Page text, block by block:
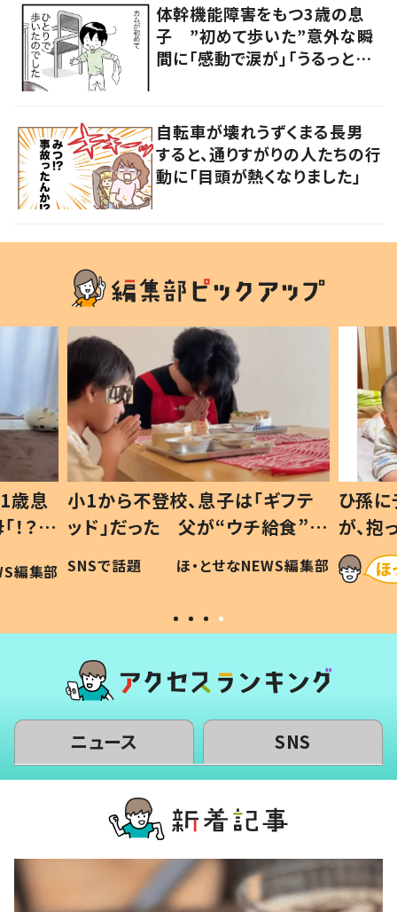
体幹機能障害をもつ3歳の息
子 ”初めて歩いた”意外な瞬
間に「感動で涙が」「うるっとく
自転車が壊れうずくまる長男
すると、通りすがりの人たちの行
動に「目頭が熱くなりました」
歳息
？」
編集部
小1から不登校、息子は「ギフテ
ッド」だった 父が“ウチ給食”を
作り続ける理由とは #令和の親
#令和の子
SNSで話題 ほ・とせなNEWS編集部
ひ孫
が、
「涙が
い」
ニュース SNS